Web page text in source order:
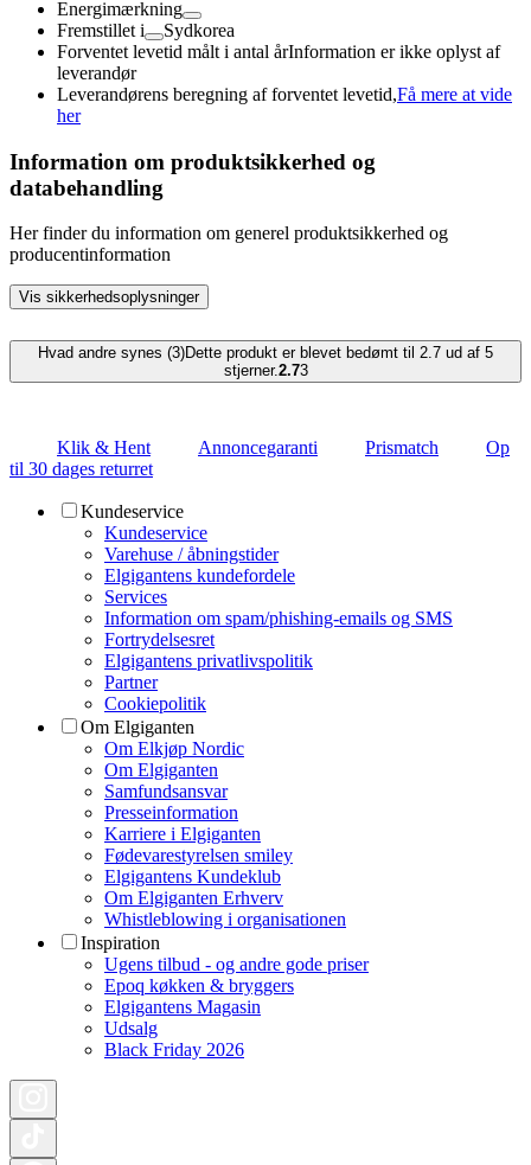
Energimærkning
Fremstillet i
Sydkorea
Forventet levetid målt i antal årInformation er ikke oplyst af
leverandør
Leverandørens beregning af forventet levetid,Få mere at vide
her
Information om produktsikkerhed og
databehandling
Her finder du information om generel produktsikkerhed og
producentinformation
Vis sikkerhedsoplysninger
Hvad andre synes (3)Dette produkt er blevet bedømt til 2.7 ud af 5
stjerner.2.73
Klik & Hent Annoncegaranti Prismatch
Op
til 30 dages returret
Kundeservice
Kundeservice
Varehuse / åbningstider
Elgigantens kundefordele
Services
Information om spam/phishing-emails og SMS
Fortrydelsesret
Elgigantens privatlivspolitik
Partner
Cookiepolitik
Om Elgiganten
Om Elkjøp Nordic
Om Elgiganten
Samfundsansvar
Presseinformation
Karriere i Elgiganten
Fødevarestyrelsen smiley
Elgigantens Kundeklub
Om Elgiganten Erhverv
Whistleblowing i organisationen
Inspiration
Ugens tilbud - og andre gode priser
Epoq køkken & bryggers
Elgigantens Magasin
Udsalg
Black Friday 2026